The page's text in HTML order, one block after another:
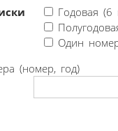
Годовая (6
Один
(номер, год)